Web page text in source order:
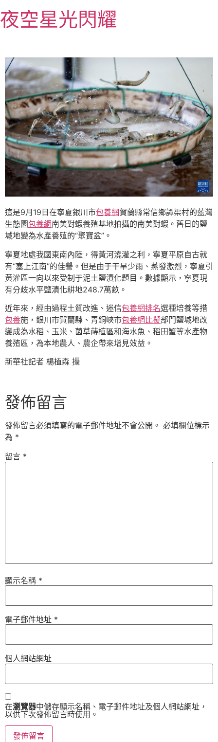
至
主
夜空星光閃耀
這是9月19日在寧夏銀川市包養網賀蘭縣常信鄉譚渠村的藍灣
生態園包養網南美對蝦養殖基地拍攝的南美對蝦。舊日的鹽
堿地變為水產養殖的“聚寶盆”。
寧夏地處我國東南內陸，得黃河澆灌之利，寧夏平原自古就
有“塞上江南”的佳譽。但是由于干旱少雨、蒸發激烈，寧夏引
黃灌區一向以來受制于泥土鹽漬化題目。數據顯示，寧夏現
有分歧水平鹽漬化耕地248.7萬畝。
近年來，經由過程土質改進、迷信包養網排名選種培養等措
包養施，銀川市賀蘭縣、青銅峽市包養網比擬部門鹽堿地改
變成為水稻、玉米、菌草蒔植區和海水魚、稻田蟹等水產物
養殖區，為本地農人、農企帶來增見效益。
新華社記者 楊植森 攝
發佈留言
發佈留言必須填寫的電子郵件地址不會公開。 必填欄位標示
為 *
留言 *
顯示名稱 *
電子郵件地址 *
個人網站網址
在瀏覽器中儲存顯示名稱、電子郵件地址及個人網站網址，
以供下次發佈留言時使用。